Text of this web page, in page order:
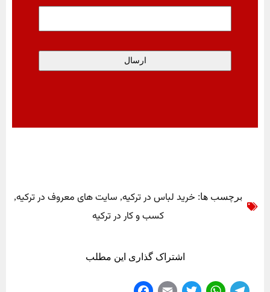
برچسب ها: خرید لباس در ترکیه, سایت ‌های معروف در ترکیه,
کسب و کار در ترکیه
اشتراک گذاری این مطلب